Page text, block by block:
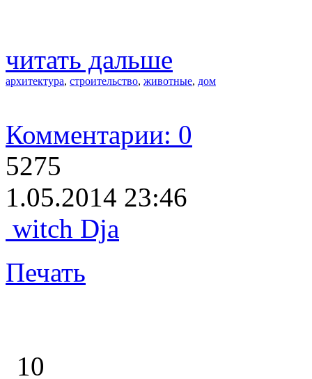
читать дальше
архитектура, строительство, животные, дом
Комментарии: 0
5275
1.05.2014 23:46
witch Dja
Печать
10